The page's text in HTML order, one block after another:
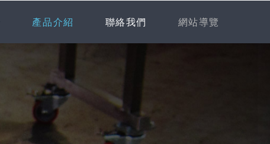
產品介紹 聯絡我們 網站導覽